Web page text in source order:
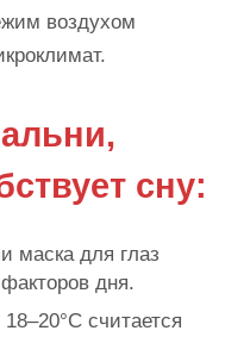
воздухом
сну:
маска для глаз
дня.
считается